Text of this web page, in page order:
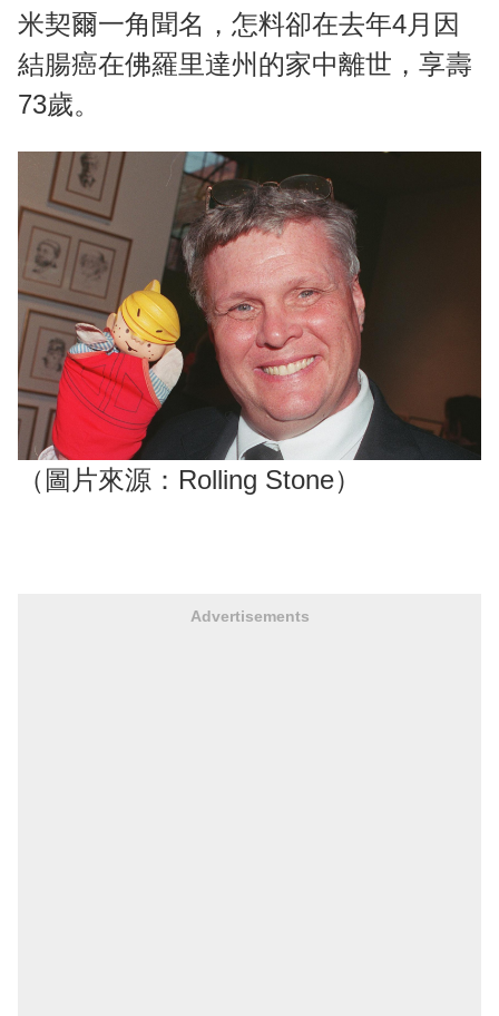
米契爾一角聞名，怎料卻在去年4月因
結腸癌在佛羅里達州的家中離世，享壽
73歲。
（圖片來源：Rolling Stone）
Advertisements